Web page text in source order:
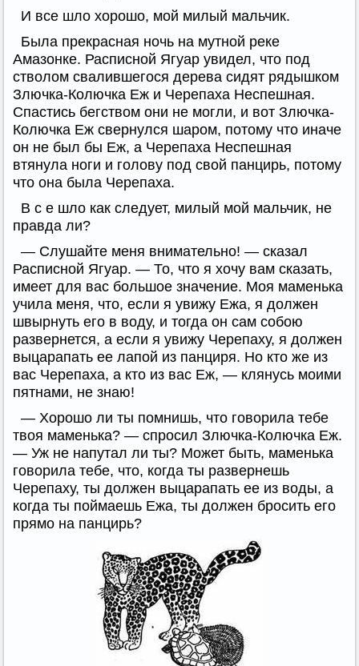
И все шло хорошо, мой милый мальчик.
Была прекрасная ночь на мутной реке
Амазонке. Расписной Ягуар увидел, что под
стволом свалившегося дерева сидят рядышком
Злючка-Колючка Еж и Черепаха Неспешная.
Спастись бегством они не могли, и вот Злючка-
Колючка Еж свернулся шаром, потому что иначе
он не был бы Еж, а Черепаха Неспешная
втянула ноги и голову под свой панцирь, потому
что она была Черепаха.
В с е шло как следует, милый мой мальчик, не
правда ли?
— Слушайте меня внимательно! — сказал
Расписной Ягуар. — То, что я хочу вам сказать,
имеет для вас большое значение. Моя маменька
учила меня, что, если я увижу Ежа, я должен
швырнуть его в воду, и тогда он сам собою
развернется, а если я увижу Черепаху, я должен
выцарапать ее лапой из панциря. Но кто же из
вас Черепаха, а кто из вас Еж, — клянусь моими
пятнами, не знаю!
— Хорошо ли ты помнишь, что говорила тебе
твоя маменька? — спросил Злючка-Колючка Еж.
— Уж не напутал ли ты? Может быть, маменька
говорила тебе, что, когда ты развернешь
Черепаху, ты должен выцарапать ее из воды, а
когда ты поймаешь Ежа, ты должен бросить его
прямо на панцирь?